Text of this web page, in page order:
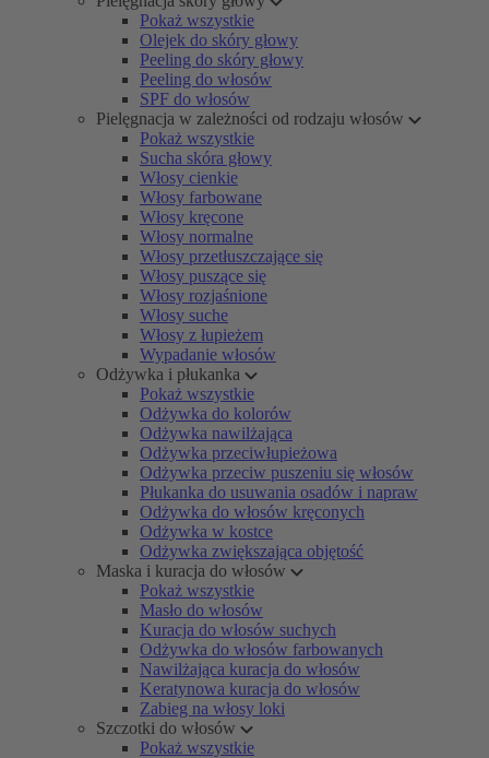
Pokaż wszystkie
Olejek do skóry głowy
Peeling do skóry głowy
Peeling do włosów
SPF do włosów
Pielęgnacja w zależności od rodzaju włosów
Pokaż wszystkie
Sucha skóra głowy
Włosy cienkie
Włosy farbowane
Włosy kręcone
Włosy normalne
Włosy przetłuszczające się
Włosy puszące się
Włosy rozjaśnione
Włosy suche
Włosy z łupieżem
Wypadanie włosów
Odżywka i płukanka
Pokaż wszystkie
Odżywka do kolorów
Odżywka nawilżająca
Odżywka przeciwłupieżowa
Odżywka przeciw puszeniu się włosów
Płukanka do usuwania osadów i napraw
Odżywka do włosów kręconych
Odżywka w kostce
Odżywka zwiększająca objętość
Maska i kuracja do włosów
Pokaż wszystkie
Masło do włosów
Kuracja do włosów suchych
Odżywka do włosów farbowanych
Nawilżająca kuracja do włosów
Keratynowa kuracja do włosów
Zabieg na włosy loki
Szczotki do włosów
Pokaż wszystkie